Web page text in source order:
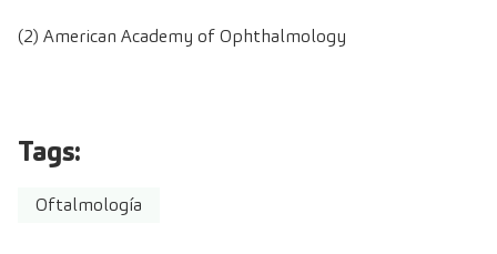
(2) American Academy of Ophthalmology
Tags:
Oftalmología